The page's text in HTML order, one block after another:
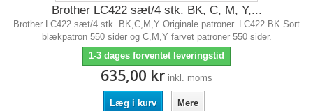
Brother LC422 sæt/4 stk. BK, C, M, Y,...
Brother LC422 sæt/4 stk. BK,C,M,Y Originale patroner. LC422 BK Sort
blækpatron 550 sider og C,M,Y farvet patroner 550 sider.
1-3 dages forventet leveringstid
635,00 kr inkl. moms
Læg i kurv Mere